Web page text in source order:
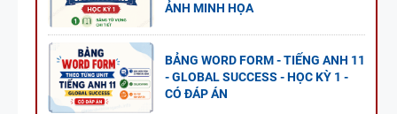
ẢNH MINH HỌA
BẢNG WORD FORM - TIẾNG ANH 11
- GLOBAL SUCCESS - HỌC KỲ 1 -
CÓ ĐÁP ÁN